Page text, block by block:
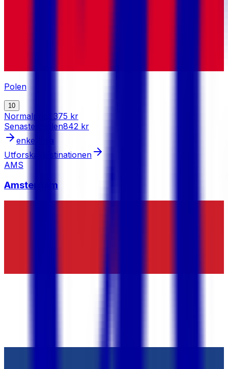
Polen
10
Normalpris
1 375 kr
Senaste dealen842 kr
enkelresa
Utforska destinationen
AMS
Amsterdam